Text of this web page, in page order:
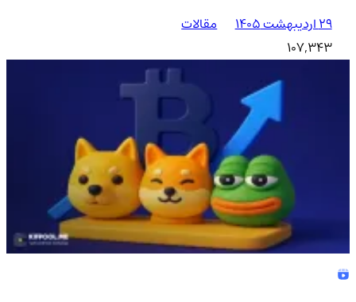
۲۹ اردیبهشت ۱۴۰۵
مقالات
107,343